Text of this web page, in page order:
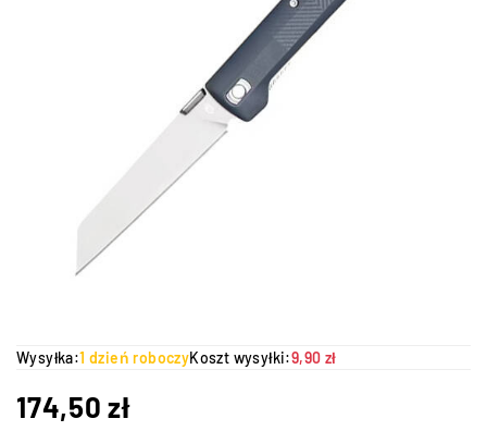
Wysyłka:1 dzień roboczyKoszt wysyłki:9,90 zł
174,50zł